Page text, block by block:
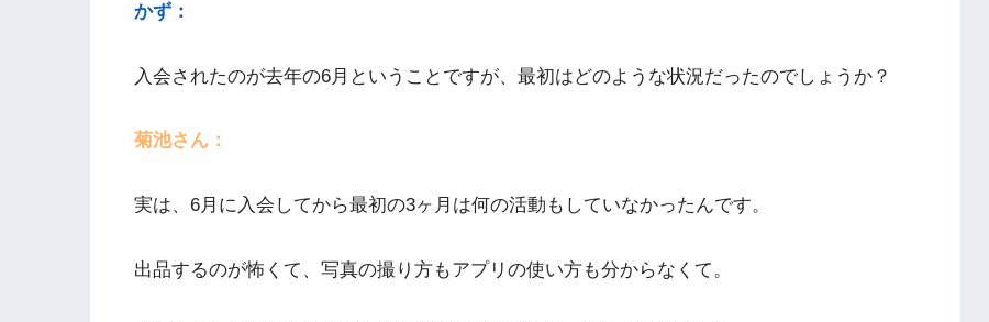
かず：
入会されたのが去年の6月ということですが、最初はどのような状況だったのでしょうか？
菊池さん：
実は、6月に入会してから最初の3ヶ月は何の活動もしていなかったんです。
出品するのが怖くて、写真の撮り方もアプリの使い方も分からなくて。